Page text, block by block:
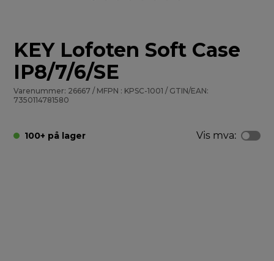
KEY Lofoten Soft Case
IP8/7/6/SE
Varenummer: 26667 / MFPN : KPSC-1001 / GTIN/EAN:
7350114781580
100+ på lager Vis mva: